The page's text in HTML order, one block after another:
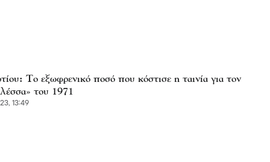
Το εξωφρενικό ποσό που κόστισε η ταινία για τον
του 1971
13:49